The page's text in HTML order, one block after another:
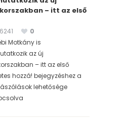
– itt az első
0
Motkány is
az új
– itt az első
hozzá! bejegyzéshez a
lehetősége